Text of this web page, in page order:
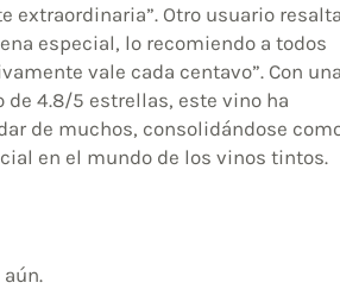
extraordinaria”. Otro usuario
especial, lo recomiendo a todos
vale cada centavo”. Con
4.8/5 estrellas, este vino ha
de muchos, consolidándose
en el mundo de los vinos tintos.